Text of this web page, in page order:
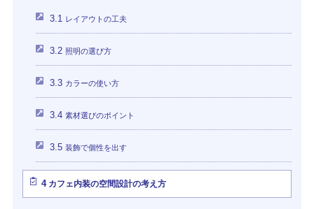
3.1 レイアウトの工夫
3.2 照明の選び方
3.3 カラーの使い方
3.4 素材選びのポイント
3.5 装飾で個性を出す
4カフェ内装の空間設計の考え方